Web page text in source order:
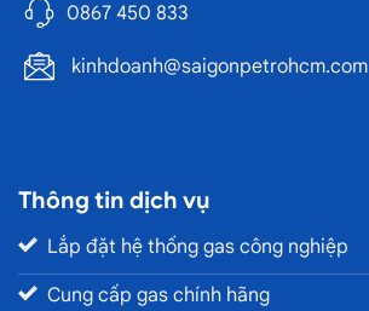
0867 450 833
kinhdoanh@saigonpetrohcm.com
Thông tin dịch vụ
Lắp đặt hệ thống gas công nghiệp
Cung cấp gas chính hãng